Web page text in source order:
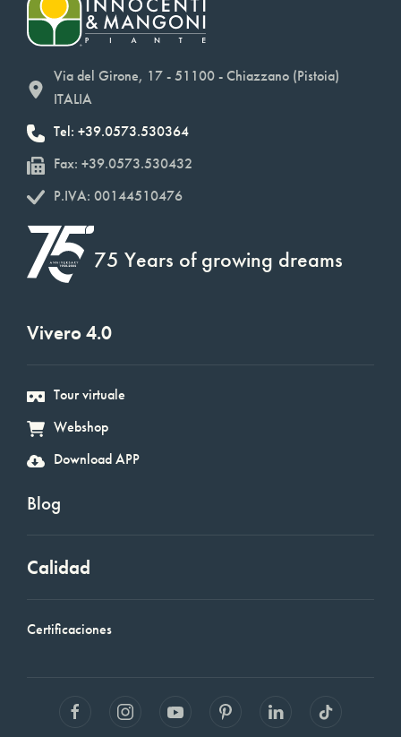
Via del Girone, 17 - 51100 - Chiazzano (Pistoia)
ITALIA
Tel: +39.0573.530364
Fax: +39.0573.530432
P.IVA: 00144510476
75 Years of growing dreams
Vivero 4.0
Tour virtuale
Webshop
Download APP
Blog
Calidad
Certificaciones